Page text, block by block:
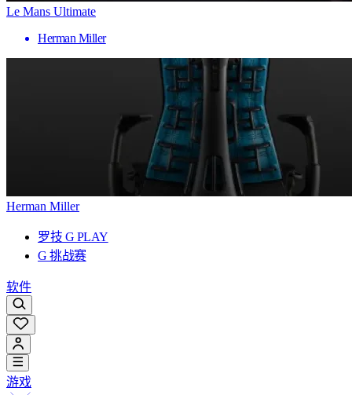
Le Mans Ultimate
Herman Miller
Herman Miller
罗技 G PLAY
G 挑战赛
软件
游戏